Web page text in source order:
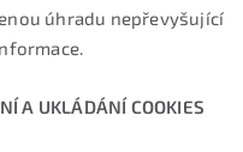
úhradu nepřevyšující
A UKLÁDÁNÍ COOKIES